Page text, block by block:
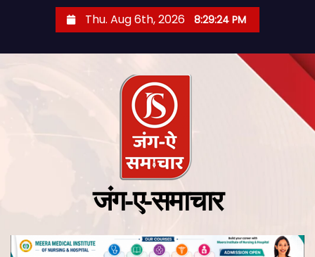
Thu. Aug 6th, 2026 8:29:25 PM
जंग-ए-समाचार